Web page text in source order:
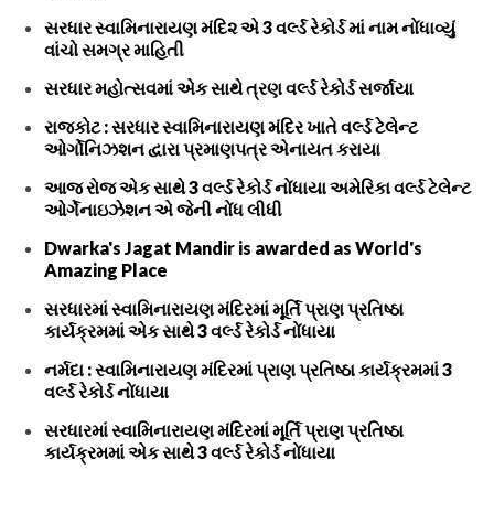
સરધાર સ્વામિનારાયણ મંદિ૨ એ 3 વર્લ્ડ રેકોર્ડ માં નામ નોંધાવ્યું
વાંચો સમગ્ર માહિતી
સરધાર મહોત્સવમાં એક સાથે ત્રણ વર્લ્ડ રેકોર્ડ સર્જાયા
રાજકોટ : સરધાર સ્વામિનારાયણ મંદિર ખાતે વર્લ્ડ ટેલેન્ટ
ઓર્ગોનિઝશન દ્વારા પ્રમાણપત્ર એનાયત કરાયા
આજ રોજ એક સાથે 3 વર્લ્ડ રેકોર્ડ નોંધાયા અમેરિકા વર્લ્ડ ટેલેન્ટ
ઓર્ગેનાઇઝેશન એ જેની નોંધ લીધી
Dwarka's Jagat Mandir is awarded as World's
Amazing Place
સરધારમાં સ્વામિનારાયણ મંદિરમાં મૂર્તિ પ્રાણ પ્રતિષ્ઠા
કાર્યક્રમમાં એક સાથે 3 વર્લ્ડ રેકોર્ડ નોંધાયા
નર્મદા : સ્વામિનારાયણ મંદિરમાં પ્રાણ પ્રતિષ્ઠા કાર્યક્રમમાં 3
વર્લ્ડ રેકોર્ડ નોંધાયા
સરધારમાં સ્વામિનારાયણ મંદિરમાં મૂર્તિ પ્રાણ પ્રતિષ્ઠા
કાર્યક્રમમાં એક સાથે 3 વર્લ્ડ રેકોર્ડ નોંધાયા